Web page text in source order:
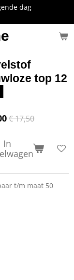
top 12
€ 17,50
In
t/m maat 50